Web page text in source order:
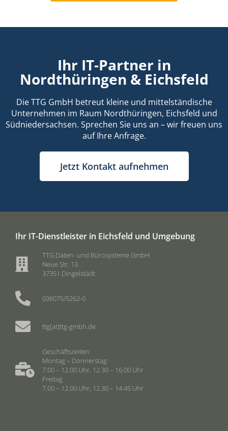
Ihr IT-Partner in
Nordthüringen & Eichsfeld
Die TTG GmbH betreut kleine und mittelständische
Unternehmen im Raum Nordthüringen, Eichsfeld und
Südniedersachsen. Sprechen Sie uns an – wir freuen uns
auf Ihre Anfrage.
Jetzt Kontakt aufnehmen
Ihr IT-Dienstleister in Eichsfeld und Umgebung
TTG Daten- und Bürosysteme GmbH
Neue Str. 13
37351 Dingelstädt
036075/5262-0
ttg[at]ttg-gmbh.de
Geschäftszeiten:
Montag – Donnerstag
7.00 – 12.00 Uhr, 12.30 – 16.00 Uhr
Freitag
7.00 – 12.00 Uhr, 12.30 – 14.45 Uhr